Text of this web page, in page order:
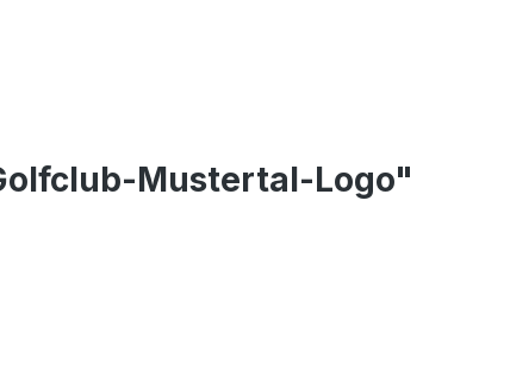
Mustertal-Logo"